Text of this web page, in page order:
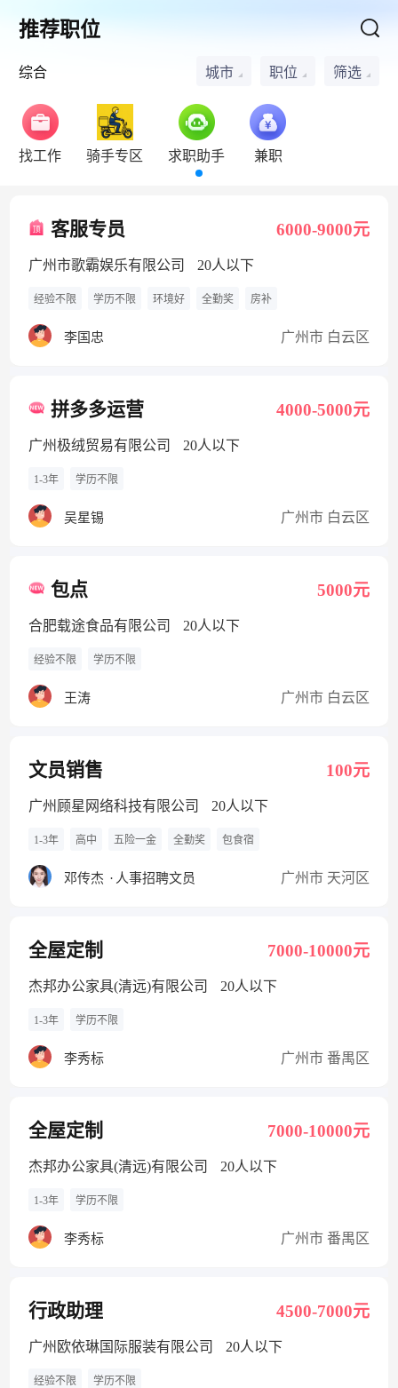
推荐职位
综合 城市 职位 筛选
找工作 骑手专区 求职助手 兼职
客服专员 6000-9000元
广州市歌霸娱乐有限公司 20人以下
经验不限 学历不限 环境好 全勤奖 房补
李国忠 广州市 白云区
拼多多运营 4000-5000元
广州极绒贸易有限公司 20人以下
1-3年 学历不限
吴星锡 广州市 白云区
包点 5000元
合肥载途食品有限公司 20人以下
经验不限 学历不限
王涛 广州市 白云区
文员销售 100元
广州顾星网络科技有限公司 20人以下
1-3年 高中 五险一金 全勤奖 包食宿
邓传杰 · 人事招聘文员 广州市 天河区
全屋定制 7000-10000元
杰邦办公家具(清远)有限公司 20人以下
1-3年 学历不限
李秀标 广州市 番禺区
全屋定制 7000-10000元
杰邦办公家具(清远)有限公司 20人以下
1-3年 学历不限
李秀标 广州市 番禺区
行政助理 4500-7000元
广州欧依琳国际服装有限公司 20人以下
经验不限 学历不限